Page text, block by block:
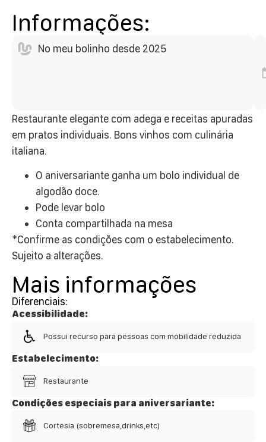
Informações:
No meu bolinho desde 2025
Restaurante elegante com adega e receitas apuradas
em pratos individuais. Bons vinhos com culinária
italiana.
O aniversariante ganha um bolo individual de
algodão doce.
Pode levar bolo
Conta compartilhada na mesa
*Confirme as condições com o estabelecimento.
Sujeito a alterações.
Mais informações
Diferenciais:
Acessibilidade:
Possui recurso para pessoas com mobilidade reduzida
Estabelecimento:
Restaurante
Condições especiais para aniversariante:
Cortesia (sobremesa,drinks,etc)